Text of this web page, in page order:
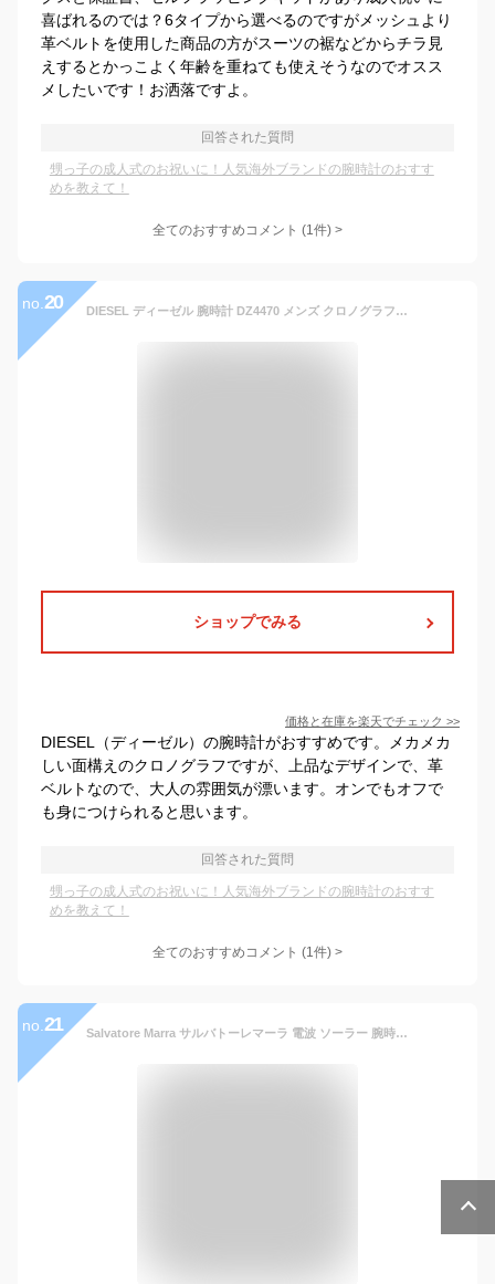
喜ばれるのでは？6タイプから選べるのですがメッシュより
革ベルトを使用した商品の方がスーツの裾などからチラ見
えするとかっこよく年齢を重ねても使えそうなのでオスス
メしたいです！お洒落ですよ。
回答された質問
甥っ子の成人式のお祝いに！人気海外ブランドの腕時計のおすす
めを教えて！
全てのおすすめコメント (1件) >
no. 20 DIESEL ディーゼル 腕時計 DZ4470 メンズ クロノグラフ【並行輸入品】
ショップでみる
価格と在庫を楽天でチェック >>
DIESEL（ディーゼル）の腕時計がおすすめです。メカメカ
しい面構えのクロノグラフですが、上品なデザインで、革
ベルトなので、大人の雰囲気が漂います。オンでもオフで
も身につけられると思います。
回答された質問
甥っ子の成人式のお祝いに！人気海外ブランドの腕時計のおすす
めを教えて！
全てのおすすめコメント (1件) >
no. 21 Salvatore Marra サルバトーレマーラ 電波 ソーラー 腕時計 メンズ クロノグラフ クロノ 電波受信 10気圧防水 ステンレス×ラバー コンビベルト ウォッチ SM16110